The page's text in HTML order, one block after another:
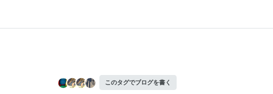
このタグでブログを書く